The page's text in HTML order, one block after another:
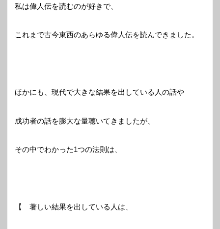
私は偉人伝を読むのが好きで、
これまで古今東西のあらゆる偉人伝を読んできました。
ほかにも、現代で大きな結果を出している人の話や
成功者の話を膨大な量聴いてきましたが、
その中でわかった1つの法則は、
【 著しい結果を出している人は、